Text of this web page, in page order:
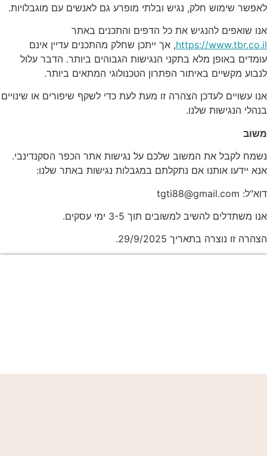
לאפשר שימוש חלק, נגיש ובלתי מופרע גם לאנשים עם מוגבלויות.
אנו שואפים להנגיש את כל הדפים והתכנים באתר
https://www.tbr.co.il, אך ייתכן שחלק מהתכנים עדיין אינם
עומדים באופן מלא בתקני הנגישות הגבוהים ביותר. הדבר עלול
לנבוע מקשיים באיתור הפתרון הטכנולוגי המתאים ביותר.
אנו עשויים לעדכן הצהרה זו מעת לעת כדי לשקף שיפורים או שינויים
בנהלי הנגישות שלנו.
משוב
נשמח לקבל את המשוב שלכם על נגישות אתר הכפר הסקנדינבי.
אנא יידעו אותנו אם נתקלתם במגבלות נגישות באתר שלנו:
דוא"ל: tgti88@gmail.com
אנו משתדלים להשיב למשובים תוך 3-5 ימי עסקים.
הצהרה זו נוצרה בתאריך 29/9/2025.